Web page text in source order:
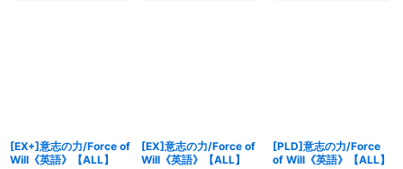
[EX+]意志の力/Force of
Will《英語》【ALL】
[EX]意志の力/Force of
Will《英語》【ALL】
[PLD]意志の力/Force
of Will《英語》【ALL】